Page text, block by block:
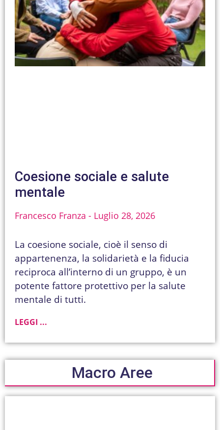
Coesione sociale e salute
mentale
Francesco Franza Luglio 28, 2026
La coesione sociale, cioè il senso di
appartenenza, la solidarietà e la fiducia
reciproca all’interno di un gruppo, è un
potente fattore protettivo per la salute
mentale di tutti.
LEGGI ...
Macro Aree